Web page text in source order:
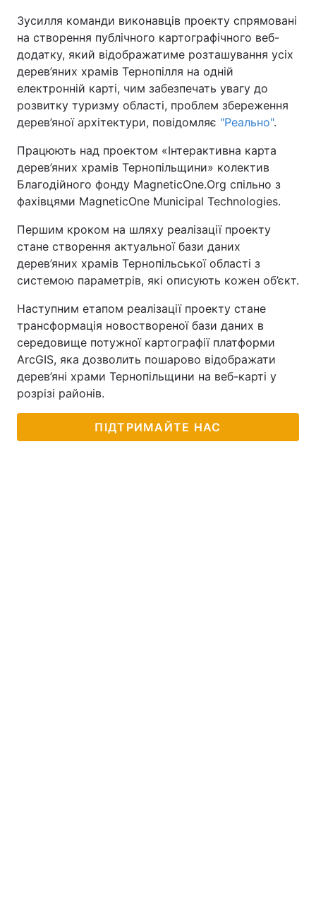
Зусилля команди виконавців проекту спрямовані
на створення публічного картографічного веб-
додатку, який відображатиме розташування усіх
дерев’яних храмів Тернопілля на одній
електронній карті, чим забезпечать увагу до
розвитку туризму області, проблем збереження
дерев’яної архітектури, повідомляє "Реально".
Працюють над проектом «Інтерактивна карта
дерев’яних храмів Тернопільщини» колектив
Благодійного фонду MagneticOne.Org спільно з
фахівцями MagneticOne Municipal Technologies.
Першим кроком на шляху реалізації проекту
стане створення актуальної бази даних
дерев’яних храмів Тернопільської області з
системою параметрів, які описують кожен об’єкт.
Наступним етапом реалізації проекту стане
трансформація новоствореної бази даних в
середовище потужної картографії платформи
ArcGIS, яка дозволить пошарово відображати
дерев’яні храми Тернопільщини на веб-карті у
розрізі районів.
ПІДТРИМАЙТЕ НАС